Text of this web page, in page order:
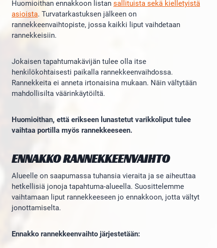
Huomioithan ennakkoon listan sallituista sekä kielletyistä
asioista. Turvatarkastuksen jälkeen on
rannekkeenvaihtopiste, jossa kaikki liput vaihdetaan
rannekkeisiin.
Jokaisen tapahtumakävijän tulee olla itse
henkilökohtaisesti paikalla rannekkeenvaihdossa.
Rannekkeita ei anneta irtonaisina mukaan. Näin vältytään
mahdollisilta väärinkäytöiltä.
Huomioithan, että erikseen lunastetut varikkoliput tulee
vaihtaa portilla myös rannekkeeseen.
ENNAKKO RANNEKKEENVAIHTO
Alueelle on saapumassa tuhansia vieraita ja se aiheuttaa
hetkellisiä jonoja tapahtuma-alueella. Suosittelemme
vaihtamaan liput rannekkeeseen jo ennakkoon, jotta vältyt
jonottamiselta.
Ennakko rannekkeenvaihto järjestetään: